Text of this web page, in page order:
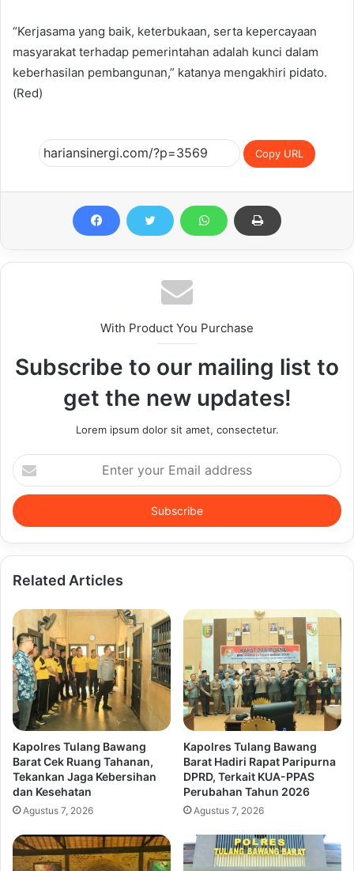
“Kerjasama yang baik, keterbukaan, serta kepercayaan
masyarakat terhadap pemerintahan adalah kunci dalam
keberhasilan pembangunan,” katanya mengakhiri pidato.
(Red)
Copy URL
With Product You Purchase
Subscribe to our mailing list to
get the new updates!
Lorem ipsum dolor sit amet, consectetur.
Enter
your
Email
address
Related Articles
Kapolres Tulang Bawang
Barat Cek Ruang Tahanan,
Tekankan Jaga Kebersihan
dan Kesehatan
Agustus 7, 2026
Kapolres Tulang Bawang
Barat Hadiri Rapat Paripurna
DPRD, Terkait KUA-PPAS
Perubahan Tahun 2026
Agustus 7, 2026